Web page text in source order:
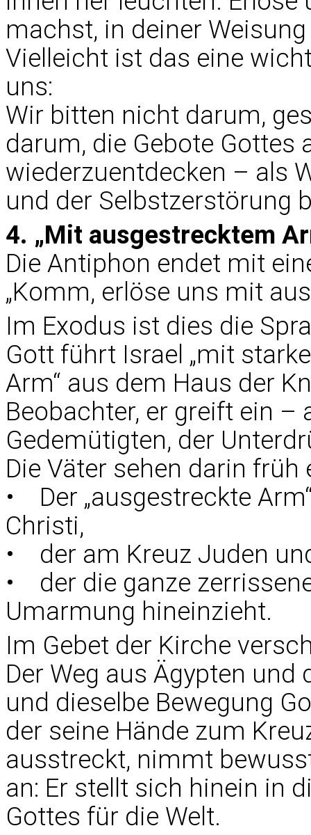
machst, in deiner
Vielleicht ist das eine
uns:
Wir bitten nicht darum,
darum, die Gebote Gottes
wiederzuentdecken – als
und der Selbstzerstörung
4. „Mit ausgestrecktem
Die Antiphon endet mit
„Komm, erlöse uns mit
Im Exodus ist dies die
Gott führt Israel „mit
Arm“ aus dem Haus der
Beobachter, er greift ein –
Gedemütigten, der
Die Väter sehen darin früh
• Der „ausgestreckte
Christi,
• der am Kreuz Juden
• der die ganze
Umarmung hineinzieht.
Im Gebet der Kirche
Der Weg aus Ägypten
und dieselbe Bewegung
der seine Hände zum
ausstreckt, nimmt
an: Er stellt sich hinein in
Gottes für die Welt.